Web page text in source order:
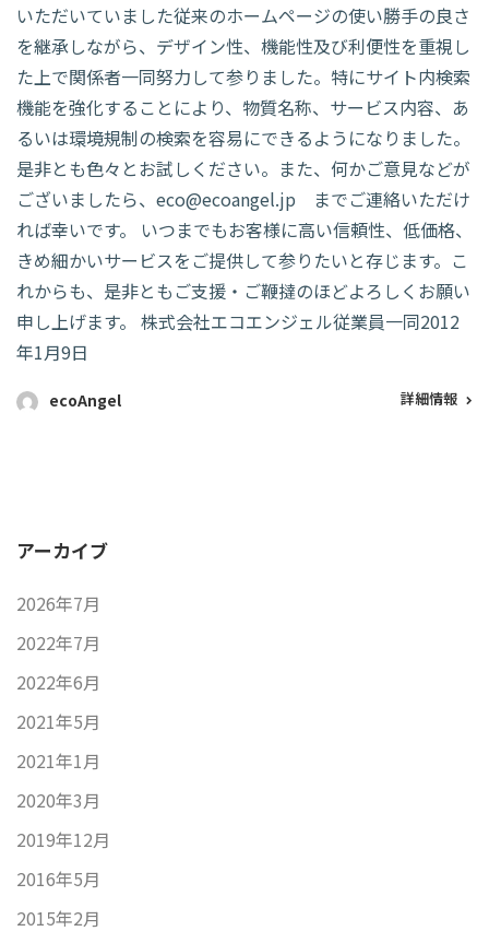
いただいていました従来のホームページの使い勝手の良さ
を継承しながら、デザイン性、機能性及び利便性を重視し
た上で関係者一同努力して参りました。特にサイト内検索
機能を強化することにより、物質名称、サービス内容、あ
るいは環境規制の検索を容易にできるようになりました。
是非とも色々とお試しください。また、何かご意見などが
ございましたら、eco@ecoangel.jp までご連絡いただけ
れば幸いです。 いつまでもお客様に高い信頼性、低価格、
きめ細かいサービスをご提供して参りたいと存じます。こ
れからも、是非ともご支援・ご鞭撻のほどよろしくお願い
申し上げます。 株式会社エコエンジェル従業員一同2012
年1月9日
ecoAngel 詳細情報
アーカイブ
2026年7月
2022年7月
2022年6月
2021年5月
2021年1月
2020年3月
2019年12月
2016年5月
2015年2月